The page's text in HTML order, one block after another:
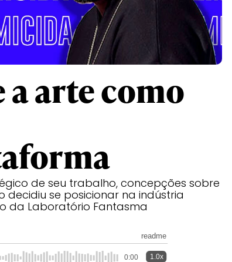
a arte como
de seu trabalho, concepções sobre
decidiu se posicionar na indústria
da Laboratório Fantasma
readme
0:00 1.0x